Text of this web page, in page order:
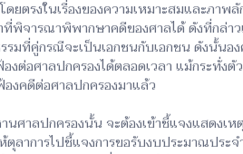
ตรงในเรื่องของความเหมาะสมและภา
ที่พิจารณาพิพากษาคดีของศาลได้ ดังที่ก
รมที่คู่กรณีจะเป็นเอกชนกับเอกชน ดังนั้
ต่อศาลปกครองได้ตลอดเวลา แม้กระทั่ง
งคดีต่อศาลปกครองมาแล้ว
ศาลปกครองนั้น จะต้องเข้าชี้แจงแสดงเ
ตุลาการไปชี้แจงการขอรับงบประมาณปร